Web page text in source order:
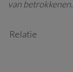
van betrokkenen.
Relatie